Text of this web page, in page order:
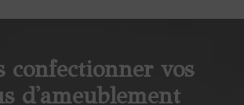
confectionner vos
d'ameublement